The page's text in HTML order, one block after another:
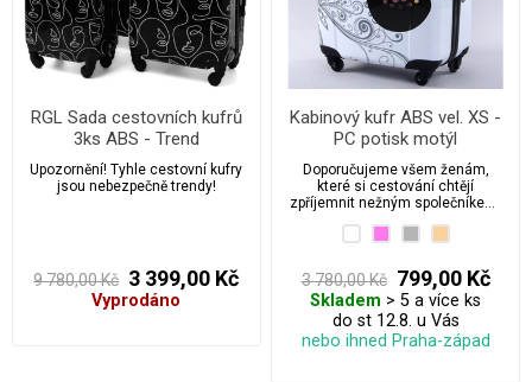
RGL Sada cestovních kufrů
3ks ABS - Trend
Upozornění! Tyhle cestovní kufry
jsou nebezpečně trendy!
9 780,00 Kč 3 399,00 Kč
Vyprodáno
Kabinový kufr ABS vel. XS -
PC potisk motýl
Doporučujeme všem ženám,
které si cestování chtějí
zpříjemnit nežným společníkem,
bedlivě chránit.
3 780,00 Kč 799,00 Kč
Skladem > 5 a více ks
do st 12.8. u Vás
nebo ihned Praha-západ